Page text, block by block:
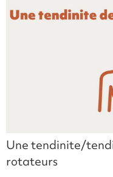
Une tendinite/
rotateurs